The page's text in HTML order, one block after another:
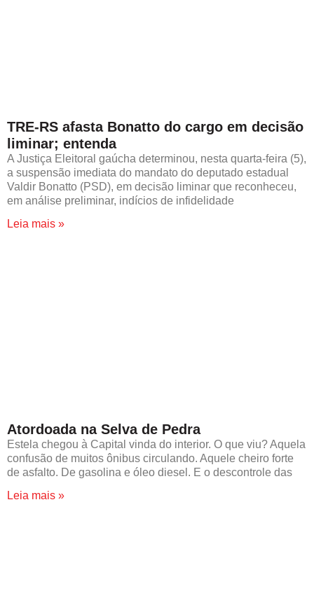
TRE-RS afasta Bonatto do cargo em decisão
liminar; entenda
A Justiça Eleitoral gaúcha determinou, nesta quarta-feira (5),
a suspensão imediata do mandato do deputado estadual
Valdir Bonatto (PSD), em decisão liminar que reconheceu,
em análise preliminar, indícios de infidelidade
Leia mais »
Atordoada na Selva de Pedra
Estela chegou à Capital vinda do interior. O que viu? Aquela
confusão de muitos ônibus circulando. Aquele cheiro forte
de asfalto. De gasolina e óleo diesel. E o descontrole das
Leia mais »